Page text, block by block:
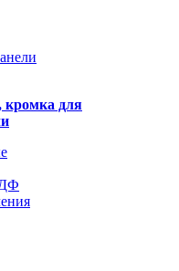
кромка для